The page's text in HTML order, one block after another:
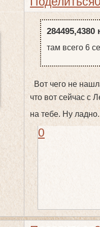
284495,4380
там всего 6
Вот чего не
что вот сейчас с
на тебе. Ну
0